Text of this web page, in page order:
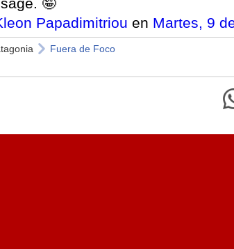
Papadimitriou en Martes, 9
Fuera de Foco